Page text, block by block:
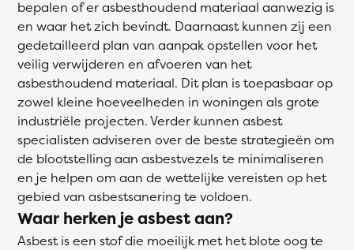
bepalen of er asbesthoudend materiaal aanwezig is
en waar het zich bevindt. Daarnaast kunnen zij een
gedetailleerd plan van aanpak opstellen voor het
veilig verwijderen en afvoeren van het
asbesthoudend materiaal. Dit plan is toepasbaar op
zowel kleine hoeveelheden in woningen als grote
industriële projecten. Verder kunnen asbest
specialisten adviseren over de beste strategieën om
de blootstelling aan asbestvezels te minimaliseren
en je helpen om aan de wettelijke vereisten op het
gebied van asbestsanering te voldoen.
Waar herken je asbest aan?
Asbest is een stof die moeilijk met het blote oog te